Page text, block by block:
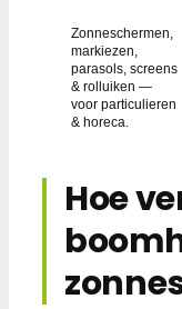
Zonneschermen,
markiezen,
parasols, screens
& rolluiken —
voor particulieren
& horeca.
Hoe